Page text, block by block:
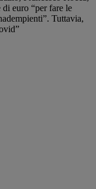
euro “per fare le
Tuttavia,